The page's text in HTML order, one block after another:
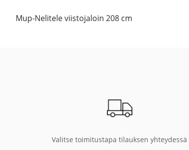
Mup-Nelitele viistojaloin 208 cm
Valitse toimitustapa tilauksen yhteydessä